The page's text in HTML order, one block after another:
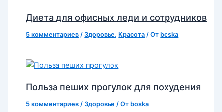
Диета для офисных леди и сотрудников
5 комментариев /Здоровье, Красота / От boska
Польза пеших прогулок для похудения
5 комментариев /Здоровье / От boska